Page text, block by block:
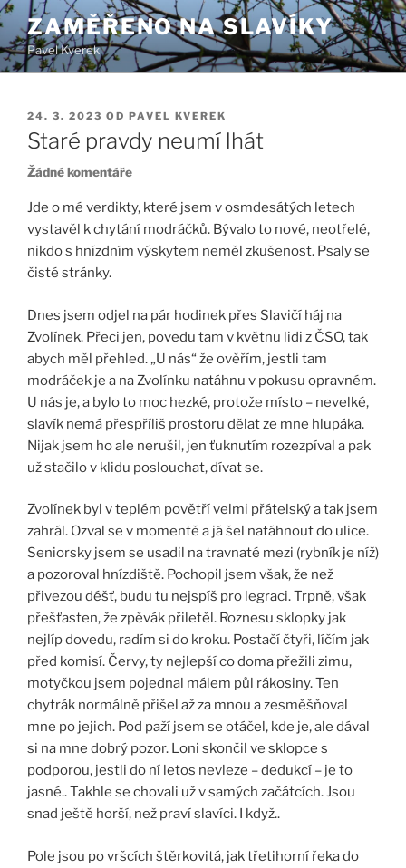
Přejít
k
obsahu
webu
ZAMĚŘENO NA SLAVÍKY
Pavel Kverek
PUBLIKOVÁNO
24. 3. 2023 OD PAVEL KVEREK
Staré pravdy neumí lhát
Žádné komentářeu
s
názvem
Staré
lhát
Jde o mé verdikty, které jsem v osmdesátých letech
vystavěl k chytání modráčků. Bývalo to nové, neotřelé,
nikdo s hnízdním výskytem neměl zkušenost. Psaly se
čisté stránky.
Dnes jsem odjel na pár hodinek přes Slavičí háj na
Zvolínek. Přeci jen, povedu tam v květnu lidi z ČSO, tak
abych měl přehled. „U nás“ že ověřím, jestli tam
modráček je a na Zvolínku natáhnu v pokusu opravném.
U nás je, a bylo to moc hezké, protože místo – nevelké,
slavík nemá přespříliš prostoru dělat ze mne hlupáka.
Nijak jsem ho ale nerušil, jen ťuknutím rozezpíval a pak
už stačilo v klidu poslouchat, dívat se.
Zvolínek byl v teplém povětří velmi přátelský a tak jsem
zahrál. Ozval se v momentě a já šel natáhnout do ulice.
Seniorsky jsem se usadil na travnaté mezi (rybník je níž)
a pozoroval hnízdiště. Pochopil jsem však, že než
přivezou déšť, budu tu nejspíš pro legraci. Trpně, však
přešťasten, že zpěvák přiletěl. Roznesu sklopky jak
nejlíp dovedu, radím si do kroku. Postačí čtyři, líčím jak
před komisí. Červy, ty nejlepší co doma přežili zimu,
motyčkou jsem pojednal málem půl rákosiny. Ten
chytrák normálně přišel až za mnou a zesměšňoval
mne po jejich. Pod paží jsem se otáčel, kde je, ale dával
si na mne dobrý pozor. Loni skončil ve sklopce s
podporou, jestli do ní letos nevleze – dedukcí – je to
jasné.. Takhle se chovali už v samých začátcích. Jsou
snad ještě horší, než praví slavíci. I když..
Pole jsou po vršcích štěrkovitá, jak třetihorní řeka do